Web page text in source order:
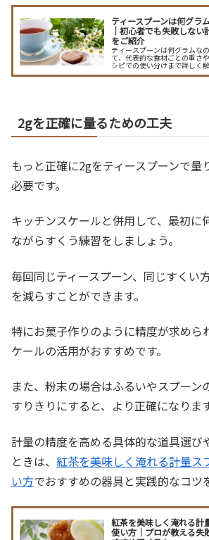
ティースプーンは何グラ
｜初心者でも失敗しな
をご紹介
ティースプーンは何グラムな
て、代表的な食材ごとの重さ
シピでの使い分けまで詳しく
養管理にも役立つ知識が満載
2gを正確に量るための工夫
もっと正確に2gをティースプーンで量
必要です。
キッチンスケールと併用して、最初に
ながらすくう練習をしましょう。
毎回同じティースプーン、同じすくい
を減らすことができます。
特にお菓子作りのように精度が求めら
ケールの活用がおすすめです。
また、粉末の場合はふるいやスプーン
すりきりにすると、より正確になります
計量の精度を高める具体的な道具選び
ときは、 紅茶を美味しく淹れる計量ス
い方でおすすめの器具と実践的なコツ
紅茶を美味しく淹れる計
使い方｜プロが教える失